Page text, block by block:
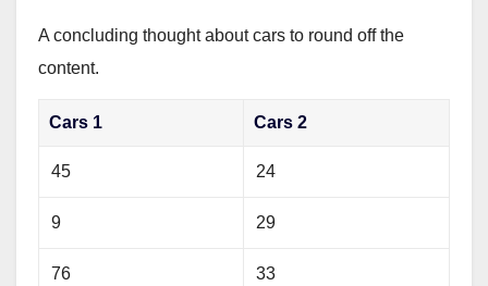
A concluding thought about cars to round off the
content.
Cars 1 Cars 2
45 24
9 29
76 33